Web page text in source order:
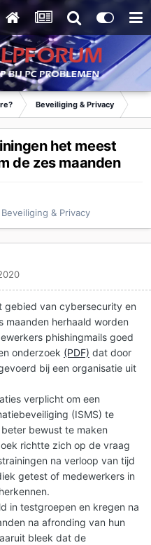
Beveiliging & Privacy
het meest
de zes maanden
& Privacy
gebied van cybersecurity en
maanden herhaald worden
phishingmails goed
onderzoek (PDF) dat door
bij een organisatie uit
verplicht om een
(ISMS) te
bewust te maken
richtte zich op de vraag
na verloop van tijd
getest of medewerkers in
in testgroepen en kregen na
na afronding van hun
bleek dat de